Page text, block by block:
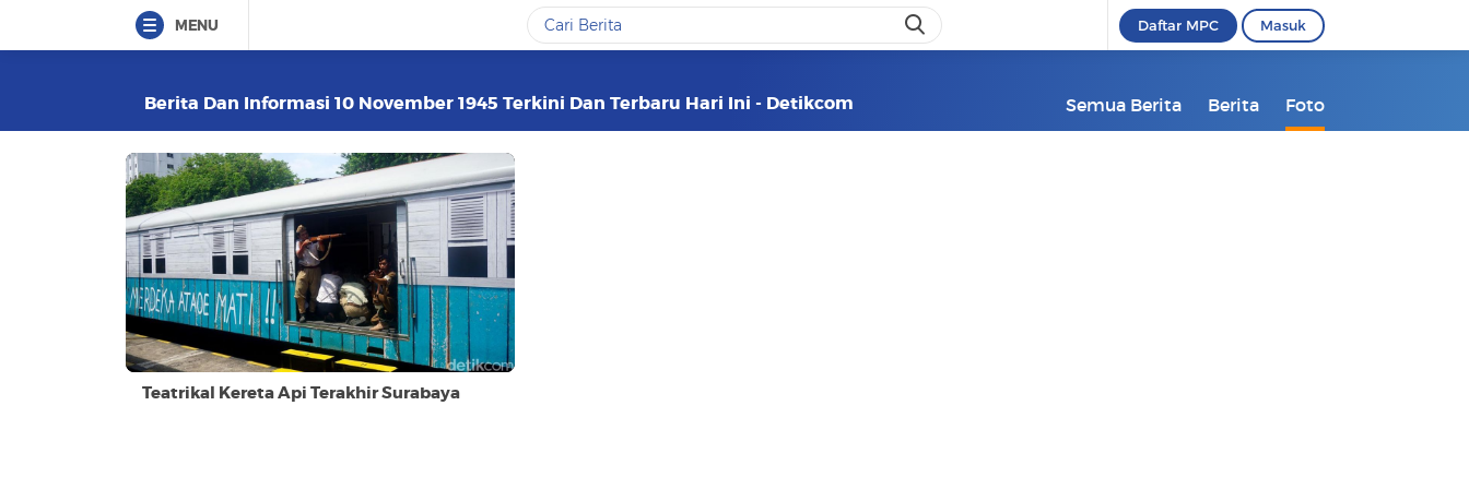
MENU Daftar MPC Masuk
Berita Dan Informasi 10 November 1945 Terkini Dan Terbaru Hari Ini - Detikcom Semua Berita Berita Foto
Teatrikal Kereta Api Terakhir Surabaya